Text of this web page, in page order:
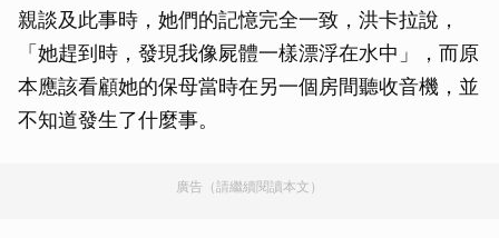
親談及此事時，她們的記憶完全一致，洪卡拉說，
「她趕到時，發現我像屍體一樣漂浮在水中」，而原
本應該看顧她的保母當時在另一個房間聽收音機，並
不知道發生了什麼事。
廣告（請繼續閱讀本文）